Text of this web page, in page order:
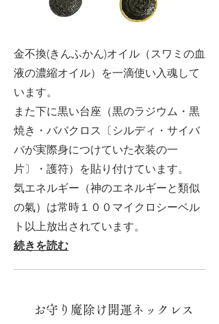
金不換(きんふかん)オイル（スワミの血
液の濃縮オイル）を一滴使い入魂して
います。
また下に黒い台座（黒のラジウム・黒
焼き・ババクロス〔シルディ・サイバ
バが実際身につけていた衣装の一
片〕・護符）を貼り付けています。
気エネルギー（神のエネルギーと類似
の氣）は常時１００マイクロシーベル
ト以上放出されています。
続きを読む
お守り魔除け開運ネックレス